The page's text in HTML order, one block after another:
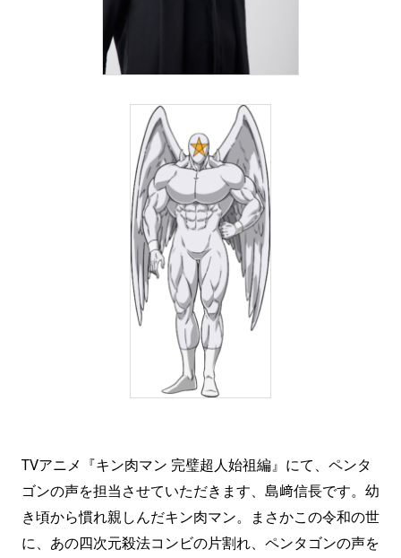
TVアニメ『キン肉マン 完璧超人始祖編』にて、ペンタ
ゴンの声を担当させていただきます、島﨑信長です。幼
き頃から慣れ親しんだキン肉マン。まさかこの令和の世
に、あの四次元殺法コンビの片割れ、ペンタゴンの声を